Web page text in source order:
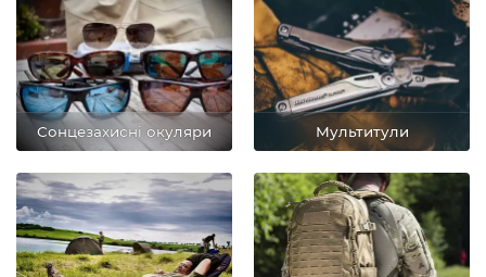
Сонцезахисні окуляри Мультитули